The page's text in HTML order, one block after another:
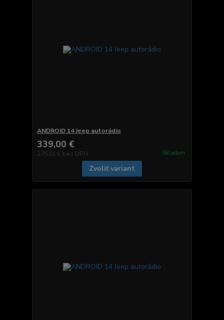
ANDROID 14 Jeep autorádio
339,00 €
275,61 € bez DPH Skladom
Zvoliť variant